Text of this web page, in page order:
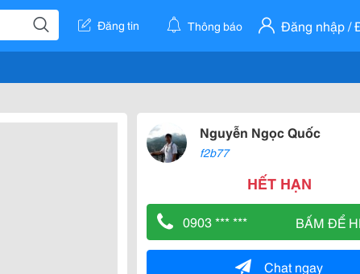
Đăng tin Thông báo Đăng nhập /
Nguyễn Ngọc Quốc
f2b77
HẾT HẠN
0903 *** *** BẤM ĐỂ
Chat ngay